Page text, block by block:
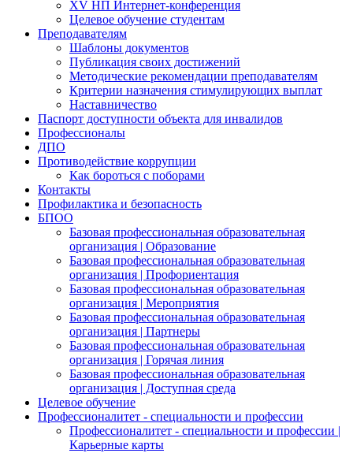
XV НП Интернет-конференция
Целевое обучение студентам
Преподавателям
Шаблоны документов
Публикация своих достижений
Методические рекомендации преподавателям
Критерии назначения стимулирующих выплат
Наставничество
Паспорт доступности объекта для инвалидов
Профессионалы
ДПО
Противодействие коррупции
Как бороться с поборами
Контакты
Профилактика и безопасность
БПОО
Базовая профессиональная образовательная
организация | Образование
Базовая профессиональная образовательная
организация | Профориентация
Базовая профессиональная образовательная
организация | Мероприятия
Базовая профессиональная образовательная
организация | Партнеры
Базовая профессиональная образовательная
организация | Горячая линия
Базовая профессиональная образовательная
организация | Доступная среда
Целевое обучение
Профессионалитет - специальности и профессии
Профессионалитет - специальности и профессии |
Карьерные карты